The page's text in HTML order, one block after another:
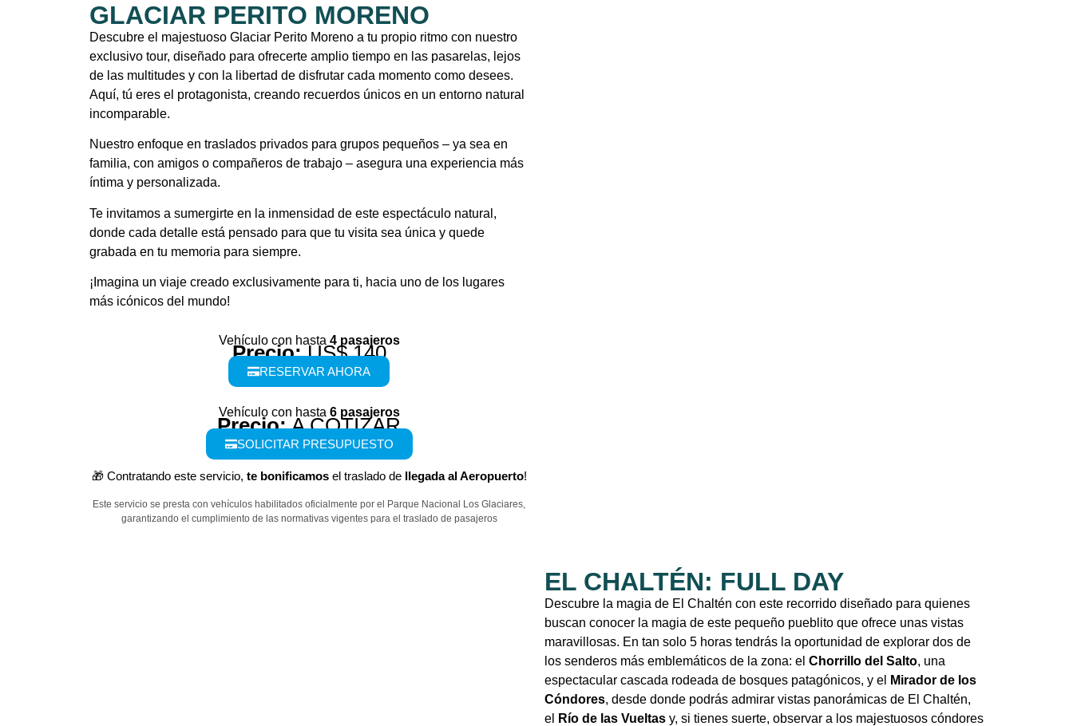
GLACIAR PERITO MORENO
Descubre el majestuoso Glaciar Perito Moreno a tu propio ritmo con nuestro
exclusivo tour, diseñado para ofrecerte amplio tiempo en las pasarelas, lejos
de las multitudes y con la libertad de disfrutar cada momento como desees.
Aquí, tú eres el protagonista, creando recuerdos únicos en un entorno natural
incomparable.
Nuestro enfoque en traslados privados para grupos pequeños – ya sea en
familia, con amigos o compañeros de trabajo – asegura una experiencia más
íntima y personalizada.
Te invitamos a sumergirte en la inmensidad de este espectáculo natural,
donde cada detalle está pensado para que tu visita sea única y quede
grabada en tu memoria para siempre.
¡Imagina un viaje creado exclusivamente para ti, hacia uno de los lugares
más icónicos del mundo!
Vehículo con hasta 4 pasajeros
Precio:US$ 140
RESERVAR AHORA
Vehículo con hasta 6 pasajeros
Precio:A COTIZAR
SOLICITAR PRESUPUESTO
🎁 Contratando este servicio, te bonificamosel traslado de llegada al Aeropuerto!
Este servicio se presta con vehículos habilitados oficialmente por el Parque Nacional Los Glaciares,
garantizando el cumplimiento de las normativas vigentes para el traslado de pasajeros
EL CHALTÉN: FULL DAY
Descubre la magia de El Chaltén con este recorrido diseñado para quienes
buscan conocer la magia de este pequeño pueblito que ofrece unas vistas
maravillosas. En tan solo 5 horas tendrás la oportunidad de explorar dos de
los senderos más emblemáticos de la zona: el Chorrillo del Salto, una
espectacular cascada rodeada de bosques patagónicos, y el
Mirador de los
Cóndores, desde donde podrás admirar vistas panorámicas de El Chaltén,
el
Río de las Vueltas y, si tienes suerte, observar a los majestuosos cóndores